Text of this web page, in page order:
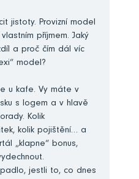
jistoty. Provizní model
příjmem. Jaký
a proč čím dál víc
model?
u kafe. Vy máte v
s logem a v hlavě
Kolik
kolik pojištění… a
„klapne“ bonus,
jestli to, co dnes